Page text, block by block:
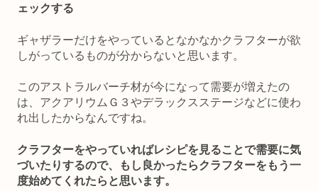
ェックする
ギャザラーだけをやっているとなかなかクラフターが欲
しがっているものが分からないと思います。
このアストラルバーチ材が今になって需要が増えたの
は、アクアリウムＧ３やデラックスステージなどに使わ
れ出したからなんですね。
クラフターをやっていればレシピを見ることで需要に気
づいたりするので、もし良かったらクラフターをもう一
度始めてくれたらと思います。